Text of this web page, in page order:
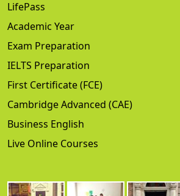
LifePass
Academic Year
Exam Preparation
IELTS Preparation
First Certificate (FCE)
Cambridge Advanced (CAE)
Business English
Live Online Courses